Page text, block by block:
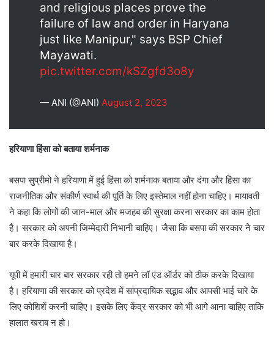
and religious places prove the
failure of law and order in Haryana
just like Manipur," says BSP Chief
Mayawati.
pic.twitter.com/kSZgfd3o8y
— ANI (@ANI) August 2, 2023
हरियाणा हिंसा को बताया शर्मनाक
बसपा सुप्रीमो ने हरियाणा में हुई हिंसा को शर्मनाक बताया और दंगा और हिंसा का
राजनीतिक और संकीर्ण स्वार्थ की पूर्ति के लिए इस्तेमाल नहीं होना चाहिए। मायावती
ने कहा कि लोगों की जान-माल और मजहब की सुरक्षा करना सरकार का काम होता
है। सरकार को अपनी जिम्मेदारी निभानी चाहिए। जैसा कि बसपा की सरकार ने चार
बार करके दिखाया है।
यूपी में हमारी चार बार सरकार रही तो हमने लॉ एंड ऑर्डर को ठीक करके दिखाया
है। हरियाणा की सरकार को प्रदेश में सांप्रदायिक सद्भाव और आपसी भाई चारे के
लिए कोशिशें करनी चाहिए। इसके लिए केंद्र सरकार को भी आगे आना चाहिए ताकि
हालात खराब न हो।